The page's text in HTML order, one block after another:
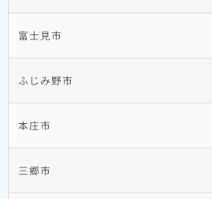
富士見市
ふじみ野市
本庄市
三郷市